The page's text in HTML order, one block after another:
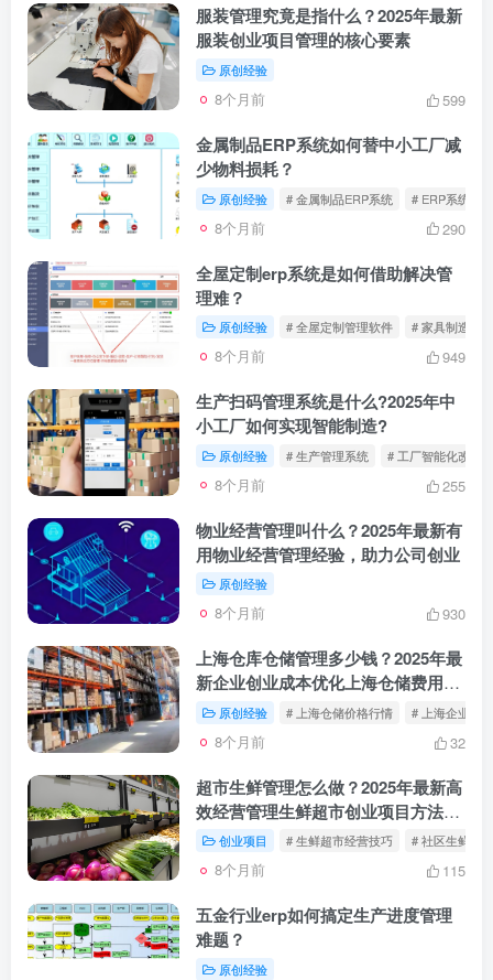
服装管理究竟是指什么？2025年最新
服装创业项目管理的核心要素
原创经验
8个月前 599
金属制品ERP系统如何替中小工厂减
少物料损耗？
原创经验 # 金属制品ERP系统 # ERP系统
8个月前 290
全屋定制erp系统是如何借助解决管
理难？
原创经验 # 全屋定制管理软件 # 家具制造ERP
8个月前 949
生产扫码管理系统是什么?2025年中
小工厂如何实现智能制造?
原创经验 # 生产管理系统 # 工厂智能化改造
8个月前 255
物业经营管理叫什么？2025年最新有
用物业经营管理经验，助力公司创业
原创经验
8个月前 930
上海仓库仓储管理多少钱？2025年最
新企业创业成本优化上海仓储费用全
攻略原创经验 # 上海仓储价格行情 # 上海企业仓
8个月前 32
超市生鲜管理怎么做？2025年最新高
效经营管理生鲜超市创业项目方法
+避坑指南
创业项目 # 生鲜超市经营技巧 # 社区生鲜开
8个月前 115
五金行业erp如何搞定生产进度管理
难题？
原创经验